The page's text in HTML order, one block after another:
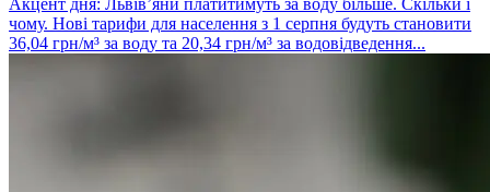
чому. Нові тарифи для населення з 1 серпня будуть становити
36,04 грн/м³ за воду та 20,34 грн/м³ за водовідведення...